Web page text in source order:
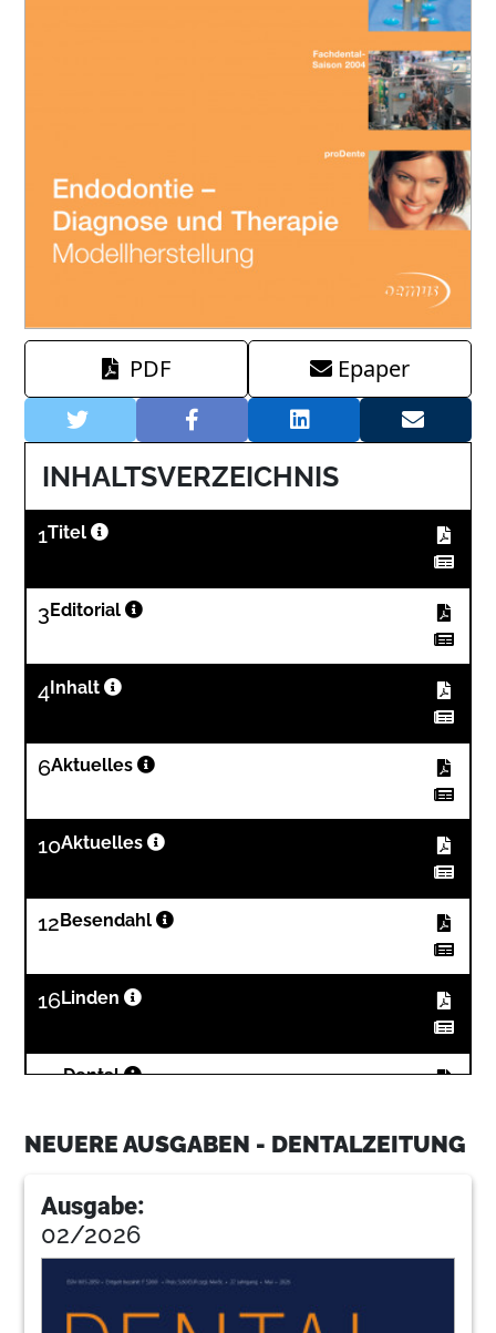
PDF Epaper
INHALTSVERZEICHNIS
1Titel
3 Editorial
4 Inhalt
6Aktuelles
10Aktuelles
12 Besendahl
16Linden
20Dental
27Marktue
30Ehrensberger
Dentsply
NEUERE AUSGABEN - DENTALZEITUNG
Ausgabe:
02/2026